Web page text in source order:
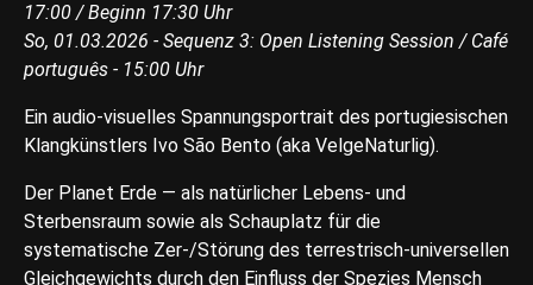
17:00 / Beginn 17:30 Uhr
So, 01.03.2026 - Sequenz 3: Open Listening Session / Café
português - 15:00 Uhr
Ein audio-visuelles Spannungsportrait des portugiesischen
Klangkünstlers Ivo São Bento (aka VelgeNaturlig).
Der Planet Erde — als natürlicher Lebens- und
Sterbensraum sowie als Schauplatz für die
systematische Zer-/Störung des terrestrisch-universellen
Gleichgewichts durch den Einfluss der Spezies Mensch